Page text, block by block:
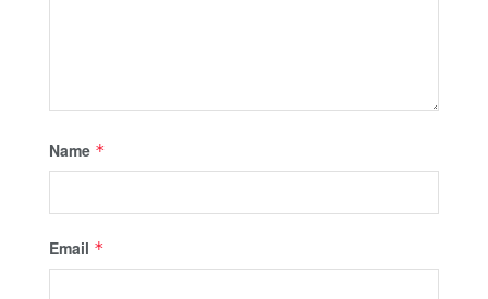
Name *
Email *